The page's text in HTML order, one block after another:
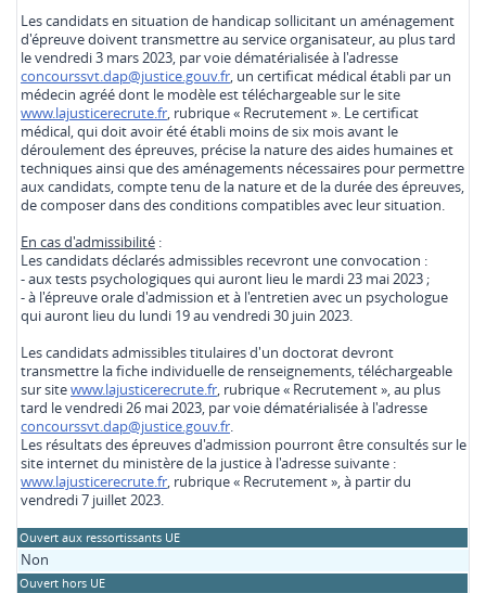
Les candidats en situation de handicap sollicitant un aménagement
d'épreuve doivent transmettre au service organisateur, au plus tard
le vendredi 3 mars 2023, par voie dématérialisée à l'adresse
concourssvt.dap@justice.gouv.fr, un certificat médical établi par un
médecin agréé dont le modèle est téléchargeable sur le site
www.lajusticerecrute.fr, rubrique « Recrutement ». Le certificat
médical, qui doit avoir été établi moins de six mois avant le
déroulement des épreuves, précise la nature des aides humaines et
techniques ainsi que des aménagements nécessaires pour permettre
aux candidats, compte tenu de la nature et de la durée des épreuves,
de composer dans des conditions compatibles avec leur situation.
En cas d'admissibilité :
Les candidats déclarés admissibles recevront une convocation :
- aux tests psychologiques qui auront lieu le mardi 23 mai 2023 ;
- à l'épreuve orale d'admission et à l'entretien avec un psychologue
qui auront lieu du lundi 19 au vendredi 30 juin 2023.
Les candidats admissibles titulaires d'un doctorat devront
transmettre la fiche individuelle de renseignements, téléchargeable
sur sitewww.lajusticerecrute.fr, rubrique « Recrutement », au plus
tard le vendredi 26 mai 2023, par voie dématérialisée à l'adresse
concourssvt.dap@justice.gouv.fr.
Les résultats des épreuves d'admission pourront être consultés sur le
site internet du ministère de la justice à l'adresse suivante :
www.lajusticerecrute.fr, rubrique « Recrutement », à partir du
vendredi 7 juillet 2023.
Ouvert aux ressortissants UE
Non
Ouvert hors UE